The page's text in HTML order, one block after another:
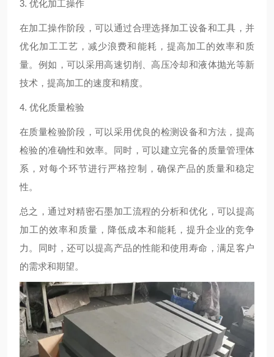
3. 优化加工操作
在加工操作阶段，可以通过合理选择加工设备和工具，并
优化加工工艺，减少浪费和能耗，提高加工的效率和质
量。例如，可以采用高速切削、高压冷却和液体抛光等新
技术，提高加工的速度和精度。
4. 优化质量检验
在质量检验阶段，可以采用优良的检测设备和方法，提高
检验的准确性和效率。同时，可以建立完备的质量管理体
系，对每个环节进行严格控制，确保产品的质量和稳定
性。
总之，通过对精密石墨加工流程的分析和优化，可以提高
加工的效率和质量，降低成本和能耗，提升企业的竞争
力。同时，还可以提高产品的性能和使用寿命，满足客户
的需求和期望。